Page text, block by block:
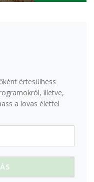
értesülhess
illetve,
a lovas élettel